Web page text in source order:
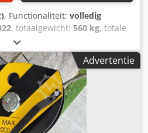
, Functionaliteit: volledig
, totaalgewicht: 560 kg, totale
lengte:
5.000 kg, Lier Fabrikant: Magni
Aqqokr Bouwjaar: 2022 Hoogte
Draagvermogen (kg): 5.000
(mm): 1.090
Advertentie